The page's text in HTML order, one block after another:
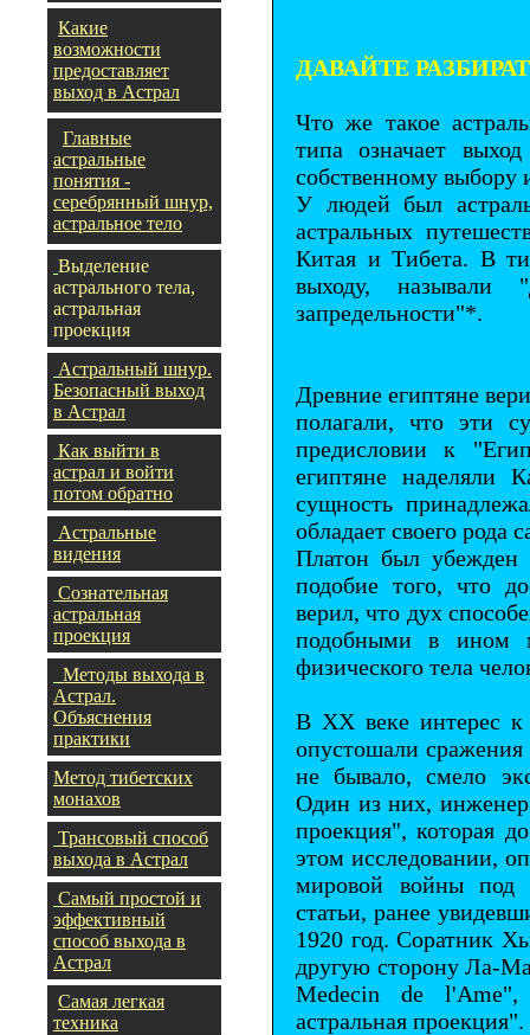
Какие
возможности
предоставляет
выход в Астрал
Главные
астральные
понятия -
серебрянный шнур,
астральное тело
Выделение
астрального тела,
астральная
проекция
Астральный шнур.
Безопасный выход
в Астрал
Как выйти в
астрал и войти
потом обратно
Астральные
видения
Сознательная
астральная
проекция
Методы выхода в
Астрал.
Объяснения
практики
Метод тибетских
монахов
Трансовый способ
выхода в Астрал
Самый простой и
эффективный
способ выхода в
Астрал
Самая легкая
техника
ДАВАЙТЕ
Что же такое
типа означает
собственному выбору
У людей был
астральных
Китая и Тибета. В
выходу, называли
запредельности"*.
Древние египтяне
полагали, что эти
предисловии к
египтяне наделяли
сущность
обладает своего рода
Платон был
подобие того, что
верил, что дух
подобными в ином
физического тела
В XX веке интерес к
опустошали
не бывало, смело
Один из них,
проекция", которая
этом исследовании,
мировой войны под
статьи, ранее
1920 год. Соратник
другую сторону Ла-
Medecin de l'Ame",
астральная проекция".